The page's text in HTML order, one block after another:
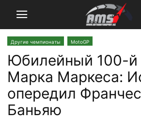
Другие чемпионаты MotoGP
Юбилейный 100-й
Марка Маркеса:
опередил
Баньяю